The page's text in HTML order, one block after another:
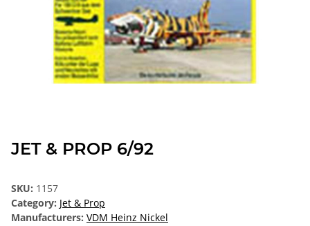
JET & PROP 6/92
SKU: 1157
Category: Jet & Prop
Manufacturers: VDM Heinz Nickel